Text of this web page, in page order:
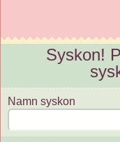
Syskon!
Namn syskon